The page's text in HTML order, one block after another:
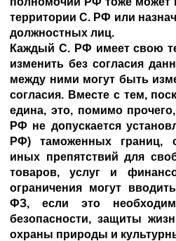
территории С. РФ или
должностных лиц.
Каждый С. РФ имеет свою
изменить без согласия
между ними могут быть
согласия. Вместе с тем,
едина, это, помимо
РФ не допускается
РФ) таможенных границ,
иных препятствий для
товаров, услуг и
ограничения могут
ФЗ, если это
безопасности, защиты
охраны природы и